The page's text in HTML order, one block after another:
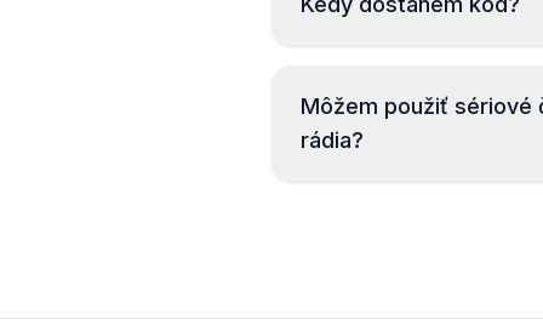
Môžem použiť sériové
rádia?